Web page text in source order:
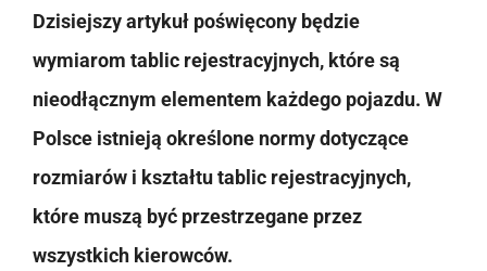
Dzisiejszy artykuł poświęcony będzie
wymiarom tablic rejestracyjnych, które są
nieodłącznym elementem każdego pojazdu. W
Polsce istnieją określone normy dotyczące
rozmiarów i kształtu tablic rejestracyjnych,
które muszą być przestrzegane przez
wszystkich kierowców.